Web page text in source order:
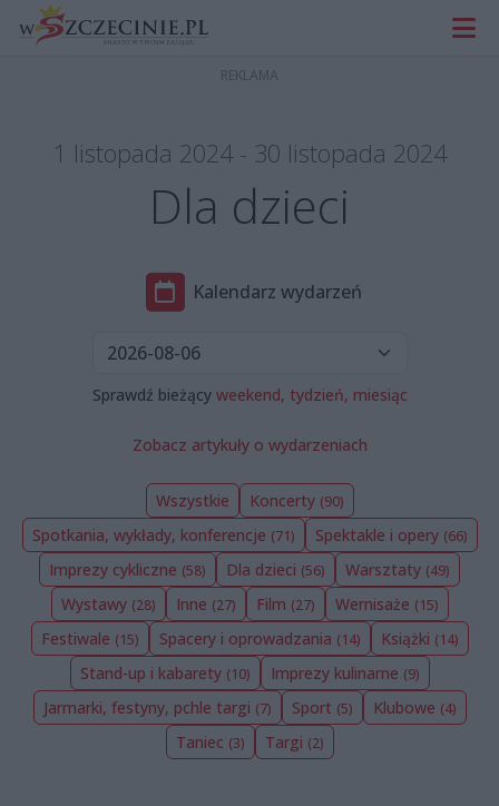
1 listopada 2024 - 30 listopada 2024
Dla dzieci
Kalendarz wydarzeń
Sprawdź bieżący weekend, tydzień, miesiąc
Zobacz artykuły o wydarzeniach
Wszystkie Koncerty (90)
Spotkania, wykłady, konferencje (71) Spektakle i opery (66)
Imprezy cykliczne (58) Dla dzieci (56) Warsztaty (49)
Wystawy (28) Inne (27) Film (27) Wernisaże (15)
Festiwale (15) Spacery i oprowadzania (14) Książki (14)
Stand-up i kabarety (10) Imprezy kulinarne (9)
Jarmarki, festyny, pchle targi (7) Sport (5) Klubowe (4)
Taniec (3) Targi (2)